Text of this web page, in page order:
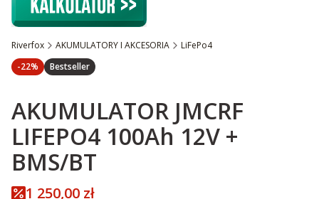
Riverfox AKUMULATORY I AKCESORIA LiFePo4
Etykiety
-22% discount <>
Bestseller
AKUMULATOR JMCRF
LIFEPO4 100Ah 12V +
BMS/BT
1 250,00 zł